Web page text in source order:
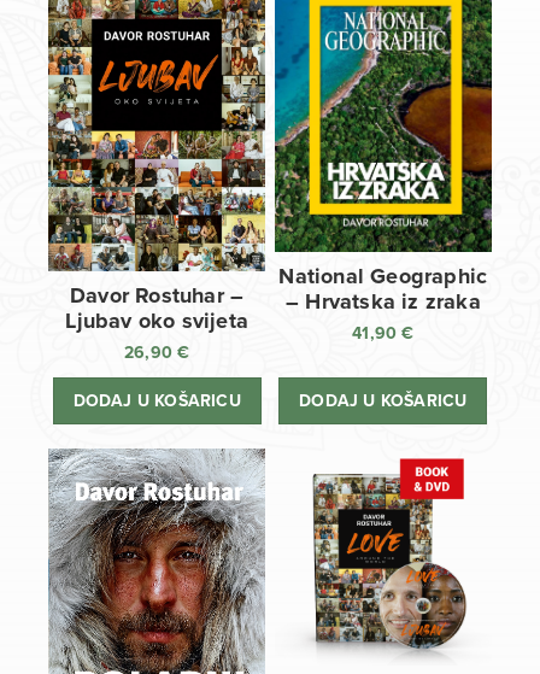
Davor Rostuhar –
Ljubav oko svijeta
26,90€
DODAJ U KOŠARICU
National Geographic
– Hrvatska iz zraka
41,90€
DODAJ U KOŠARICU